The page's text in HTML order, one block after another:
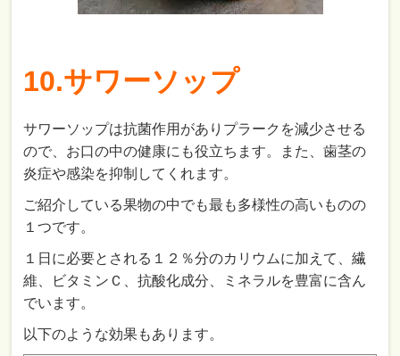
10.サワーソップ
サワーソップは抗菌作用がありプラークを減少させる
ので、お口の中の健康にも役立ちます。また、歯茎の
炎症や感染を抑制してくれます。
ご紹介している果物の中でも最も多様性の高いものの
１つです。
１日に必要とされる１２％分のカリウムに加えて、繊
維、ビタミンＣ、抗酸化成分、ミネラルを豊富に含ん
でいます。
以下のような効果もあります。